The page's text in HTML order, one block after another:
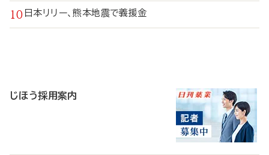
日本リリー、熊本地震で義援金
じほう採用案内